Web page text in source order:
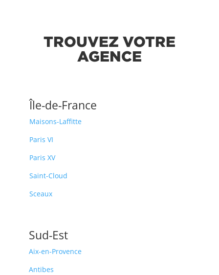
TROUVEZ VOTRE
AGENCE
Île-de-France
Maisons-Laffitte
Paris VI
Paris XV
Saint-Cloud
Sceaux
Sud-Est
Aix-en-Provence
Antibes